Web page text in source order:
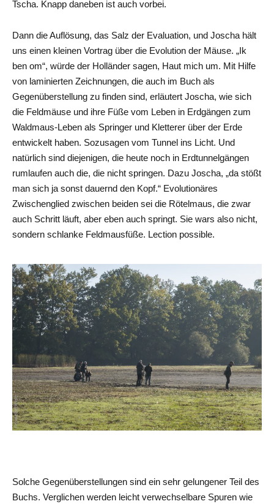
Tscha. Knapp daneben ist auch vorbei.
Dann die Auflösung, das Salz der Evaluation, und Joscha hält
uns einen kleinen Vortrag über die Evolution der Mäuse. „Ik
ben om“, würde der Holländer sagen, Haut mich um. Mit Hilfe
von laminierten Zeichnungen, die auch im Buch als
Gegenüberstellung zu finden sind, erläutert Joscha, wie sich
die Feldmäuse und ihre Füße vom Leben in Erdgängen zum
Waldmaus-Leben als Springer und Kletterer über der Erde
entwickelt haben. Sozusagen vom Tunnel ins Licht. Und
natürlich sind diejenigen, die heute noch in Erdtunnelgängen
rumlaufen auch die, die nicht springen. Dazu Joscha, „da stößt
man sich ja sonst dauernd den Kopf.“ Evolutionäres
Zwischenglied zwischen beiden sei die Rötelmaus, die zwar
auch Schritt läuft, aber eben auch springt. Sie wars also nicht,
sondern schlanke Feldmausfüße. Lection possible.
Solche Gegenüberstellungen sind ein sehr gelungener Teil des
Buchs. Verglichen werden leicht verwechselbare Spuren wie